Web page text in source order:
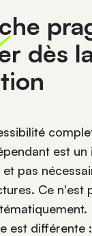
dès
est un
pas
Ce n'est
est différente :